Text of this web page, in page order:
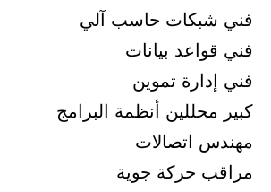
فني شبكات حاسب آلي
فني قواعد بيانات
فني إدارة تموين
كبير محللين أنظمة البرامج
مهندس اتصالات
مراقب حركة جوية